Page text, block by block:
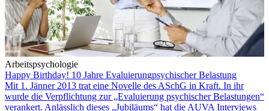
Arbeitspsychologie
Happy Birthday! 10 Jahre Evaluierungpsychischer Belastung
Mit 1. Jänner 2013 trat eine Novelle des ASchG in Kraft. In ihr
wurde die Verpflichtung zur „Evaluierung psychischer Belastungen“
verankert. Anlässlich dieses „Jubiläums“ hat die AUVA Interviews